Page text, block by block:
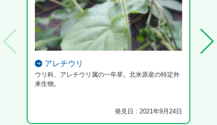
アレチウリ
ウリ科、アレチウリ属の一年草。北米原産の特定外
来生物。
発見日 : 2021年9月24日